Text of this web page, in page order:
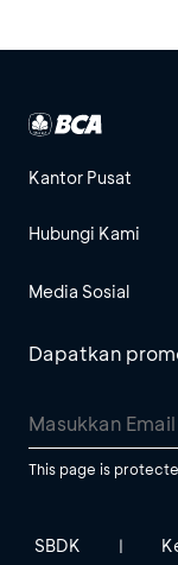
Kantor Pusat
Hubungi Kami
Media Sosial
Dapatkan
This page is
SBDK |